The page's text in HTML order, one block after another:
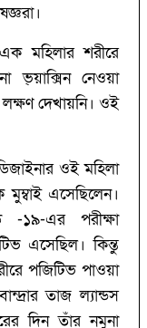
মহিলার শরীরে
ভ্য়াক্সিন নেওয়া
দেখায়নি। ওই
ওই মহিলা
এসেছিলেন।
১৯-এর পরীক্ষা
এসেছিল। কিন্তু
পজিটিভ পাওয়া
তাজ ল্যান্ডস
দিন তাঁর নমুনা